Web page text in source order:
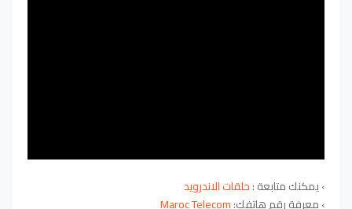
›يمكنك متابعة :حلقاتالاندرويد
›معرفة رقم هاتفك:Maroc Telecom